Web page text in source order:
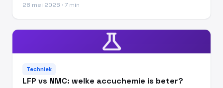
28 mei 2026 · 7 min
science
Techniek
LFP vs NMC: welke accuchemie is beter?